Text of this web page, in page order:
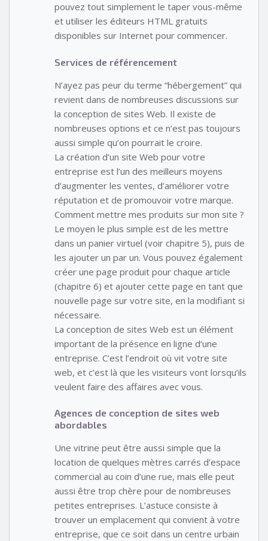
pouvez tout simplement le taper vous-même
et utiliser les éditeurs HTML gratuits
disponibles sur Internet pour commencer.
Services de référencement
N’ayez pas peur du terme “hébergement” qui
revient dans de nombreuses discussions sur
la conception de sites Web. Il existe de
nombreuses options et ce n’est pas toujours
aussi simple qu’on pourrait le croire.
La création d’un site Web pour votre
entreprise est l’un des meilleurs moyens
d’augmenter les ventes, d’améliorer votre
réputation et de promouvoir votre marque.
Comment mettre mes produits sur mon site ?
Le moyen le plus simple est de les mettre
dans un panier virtuel (voir chapitre 5), puis de
les ajouter un par un. Vous pouvez également
créer une page produit pour chaque article
(chapitre 6) et ajouter cette page en tant que
nouvelle page sur votre site, en la modifiant si
nécessaire.
La conception de sites Web est un élément
important de la présence en ligne d’une
entreprise. C’est l’endroit où vit votre site
web, et c’est là que les visiteurs vont lorsqu’ils
veulent faire des affaires avec vous.
Agences de conception de sites web
abordables
Une vitrine peut être aussi simple que la
location de quelques mètres carrés d’espace
commercial au coin d’une rue, mais elle peut
aussi être trop chère pour de nombreuses
petites entreprises. L’astuce consiste à
trouver un emplacement qui convient à votre
entreprise, que ce soit dans un centre urbain